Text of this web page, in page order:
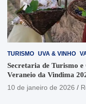
TURISMO UVA & VINHO
Secretaria de Turismo
Veraneio da Vindima
10 de janeiro de 2026